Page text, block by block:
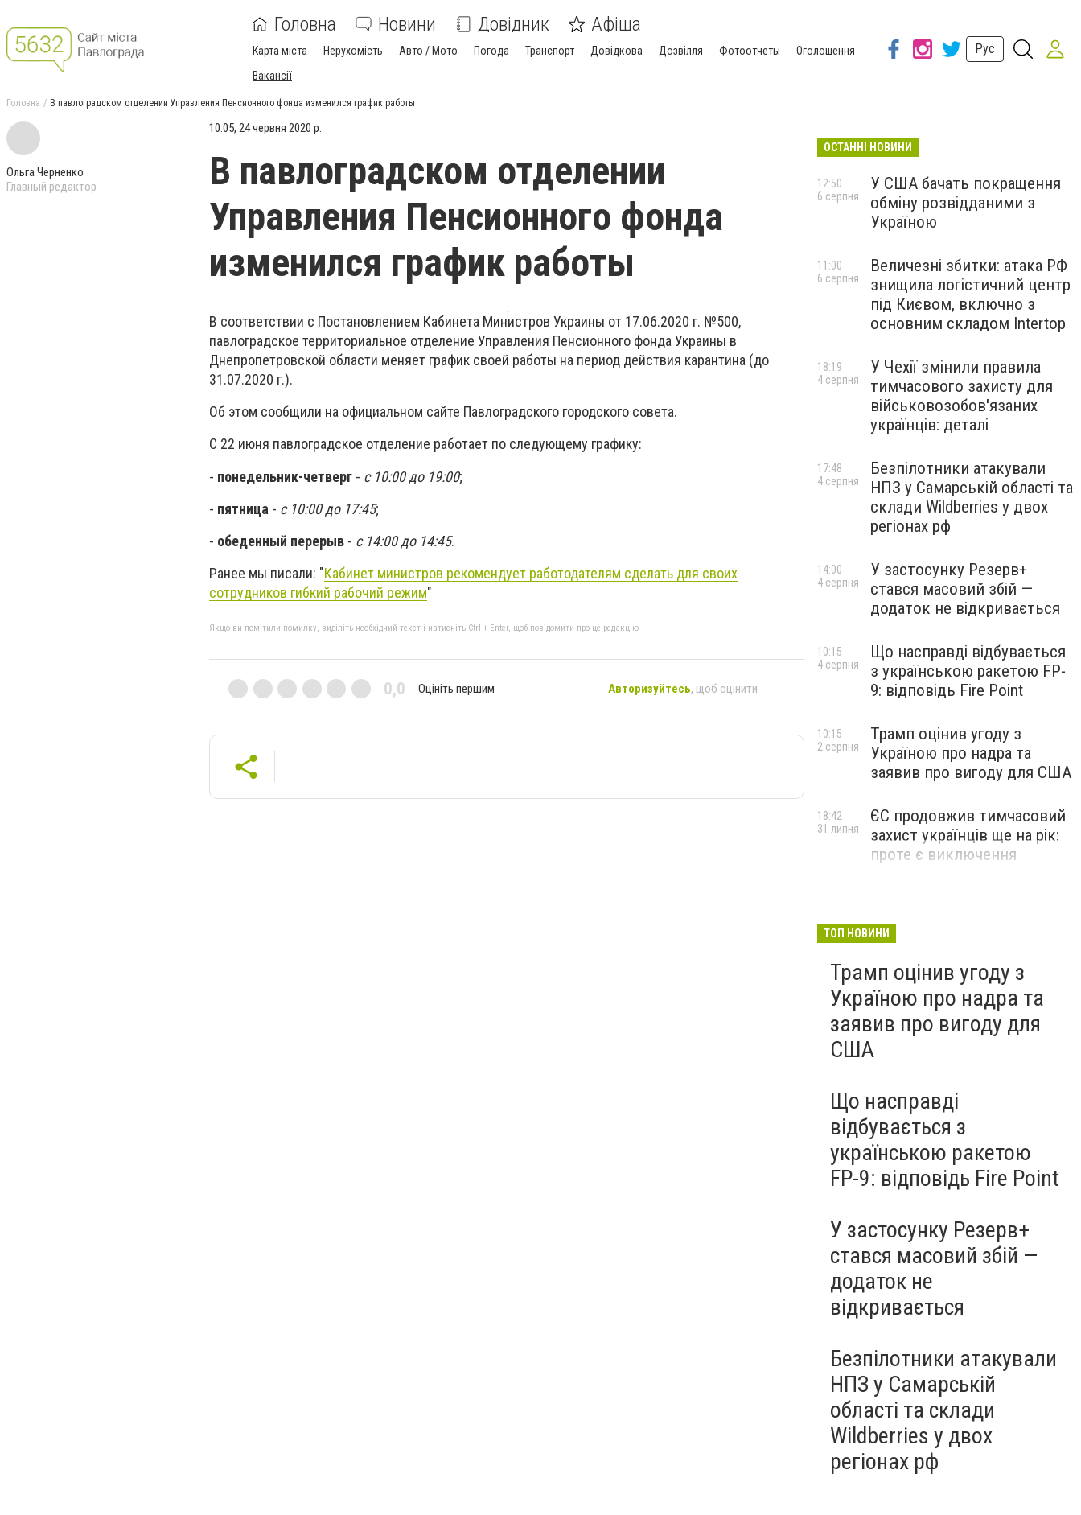
Головна Новини Довідник Афіша
Карта міста Нерухомість Авто / Мото Погода Транспорт Довідкова Дозвілля Фотоотчеты
Оголошення
Вакансії
Рус
Головна В павлоградском отделении Управления Пенсионного фонда изменился график работы
Ольга Черненко
Главный редактор
10:05, 24 червня 2020 р.
В павлоградском отделении
Управления Пенсионного фонда
изменился график работы
В соответствии с Постановлением Кабинета Министров Украины от 17.06.2020 г. №500,
павлоградское территориальное отделение Управления Пенсионного фонда Украины в
Днепропетровской области меняет график своей работы на период действия карантина (до
31.07.2020 г.).
Об этом сообщили на официальном сайте Павлоградского городского совета.
С 22 июня павлоградское отделение работает по следующему графику:
- понедельник-четверг - с 10:00 до 19:00;
- пятница - с 10:00 до 17:45;
- обеденный перерыв - с 14:00 до 14:45.
Ранее мы писали: "Кабинет министров рекомендует работодателям сделать для своих
сотрудников гибкий рабочий режим"
Якщо ви помітили помилку, виділіть необхідний текст і натисніть Ctrl + Enter, щоб повідомити про це редакцію
0,0 Оцініть першим Авторизуйтесь, щоб оцінити
ОСТАННІ НОВИНИ
У США бачать покращення
обміну розвідданими з
Україною
12:50
6 серпня
Величезні збитки: атака РФ
знищила логістичний центр
під Києвом, включно з
основним складом Intertop
11:00
6 серпня
У Чехії змінили правила
тимчасового захисту для
військовозобов'язаних
українців: деталі
18:19
4 серпня
Безпілотники атакували
НПЗ у Самарській області та
склади Wildberries у двох
регіонах рф
17:48
4 серпня
У застосунку Резерв+
стався масовий збій —
додаток не відкривається
14:00
4 серпня
Що насправді відбувається
з українською ракетою FP-
9: відповідь Fire Point
10:15
4 серпня
Трамп оцінив угоду з
Україною про надра та
заявив про вигоду для США
10:15
2 серпня
ЄС продовжив тимчасовий
захист українців ще на рік:
проте є виключення
18:42
31 липня
ТОП НОВИНИ
Трамп оцінив угоду з
Україною про надра та
заявив про вигоду для
США
Що насправді
відбувається з
українською ракетою
FP-9: відповідь Fire Point
У застосунку Резерв+
стався масовий збій —
додаток не
відкривається
Безпілотники атакували
НПЗ у Самарській
області та склади
Wildberries у двох
регіонах рф